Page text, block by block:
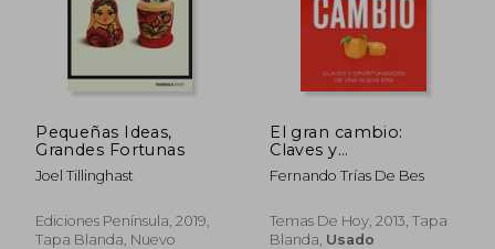
Pequeñas Ideas,
Grandes Fortunas
Joel Tillinghast
Ediciones Península, 2019,
Tapa Blanda, Nuevo
El gran cambio:
Claves y
oportunidades de una
nueva era
Fernando Trías De Bes
Temas De Hoy, 2013, Tapa
Blanda, Usado